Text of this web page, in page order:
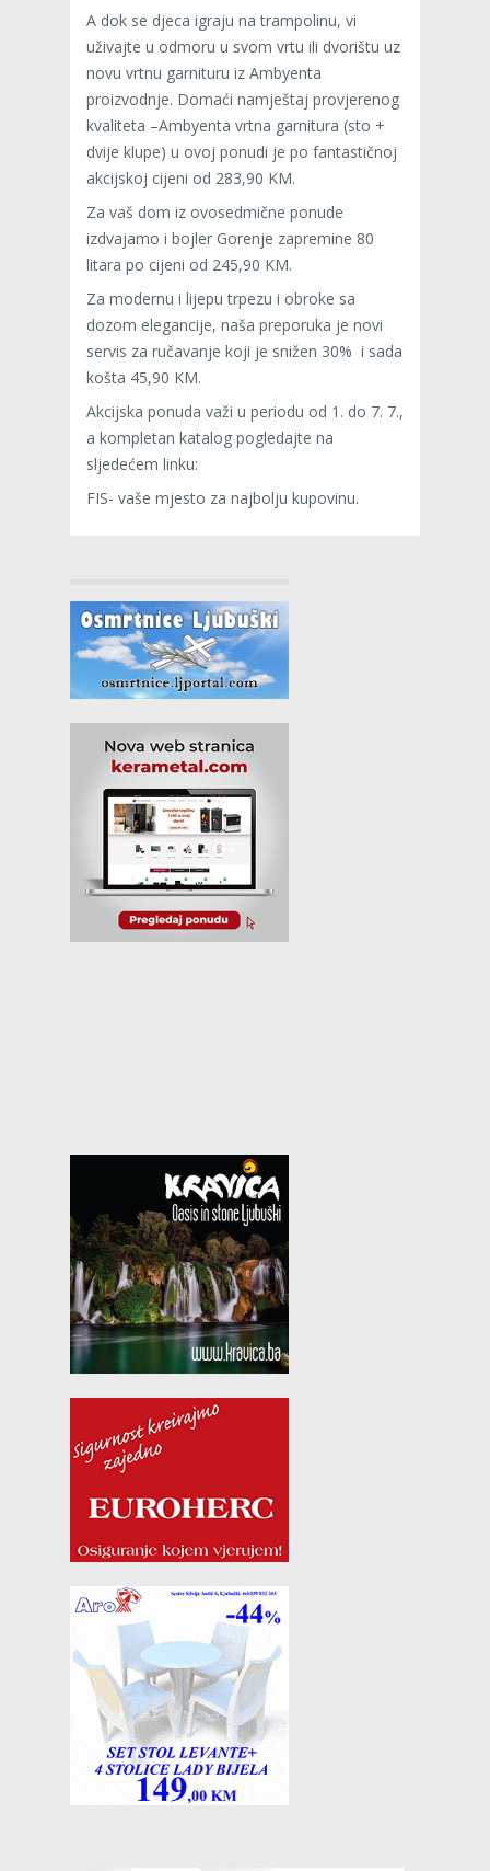
A dok se djeca igraju na trampolinu, vi
uživajte u odmoru u svom vrtu ili dvorištu uz
novu vrtnu garnituru iz Ambyenta
proizvodnje. Domaći namještaj provjerenog
kvaliteta –Ambyenta vrtna garnitura (sto +
dvije klupe) u ovoj ponudi je po fantastičnoj
akcijskoj cijeni od 283,90 KM.
Za vaš dom iz ovosedmične ponude
izdvajamo i bojler Gorenje zapremine 80
litara po cijeni od 245,90 KM.
Za modernu i lijepu trpezu i obroke sa
dozom elegancije, naša preporuka je novi
servis za ručavanje koji je snižen 30% i sada
košta 45,90 KM.
Akcijska ponuda važi u periodu od 1. do 7. 7.,
a kompletan katalog pogledajte na
sljedećem linku:
FIS- vaše mjesto za najbolju kupovinu.